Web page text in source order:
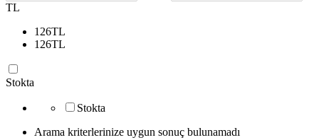
TL
126TL
126TL
Stokta
Stokta
Arama kriterlerinize uygun sonuç bulunamadı